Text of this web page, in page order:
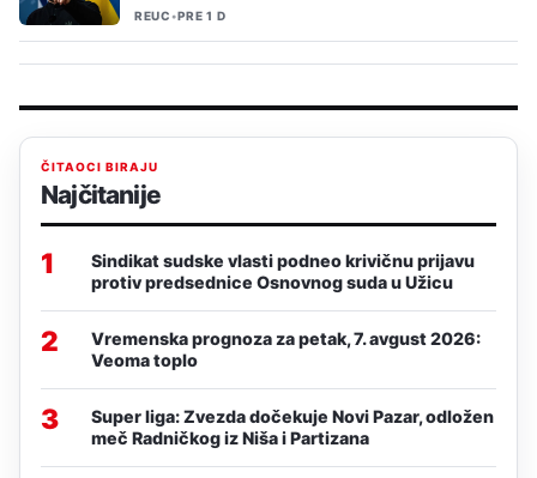
REUC•PRE 1 D
ČITAOCI BIRAJU
Najčitanije
1
Sindikat sudske vlasti podneo krivičnu prijavu
protiv predsednice Osnovnog suda u Užicu
2
Vremenska prognoza za petak, 7. avgust 2026:
Veoma toplo
3
Super liga: Zvezda dočekuje Novi Pazar, odložen
meč Radničkog iz Niša i Partizana